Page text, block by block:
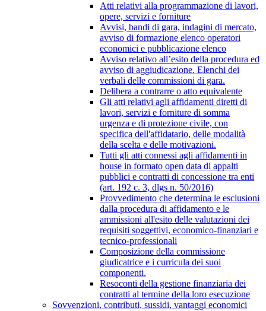
Atti relativi alla programmazione di lavori,
opere, servizi e forniture
Avvisi, bandi di gara, indagini di mercato,
avviso di formazione elenco operatori
economici e pubblicazione elenco
Avviso relativo all’esito della procedura ed
avviso di aggiudicazione. Elenchi dei
verbali delle commissioni di gara.
Delibera a contrarre o atto equivalente
Gli atti relativi agli affidamenti diretti di
lavori, servizi e forniture di somma
urgenza e di protezione civile, con
specifica dell'affidatario, delle modalità
della scelta e delle motivazioni.
Tutti gli atti connessi agli affidamenti in
house in formato open data di appalti
pubblici e contratti di concessione tra enti
(art. 192 c. 3, dlgs n. 50/2016)
Provvedimento che determina le esclusioni
dalla procedura di affidamento e le
ammissioni all'esito delle valutazioni dei
requisiti soggettivi, economico-finanziari e
tecnico-professionali
Composizione della commissione
giudicatrice e i curricula dei suoi
componenti.
Resoconti della gestione finanziaria dei
contratti al termine della loro esecuzione
Sovvenzioni, contributi, sussidi, vantaggi economici